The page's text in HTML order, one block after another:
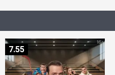
7.55